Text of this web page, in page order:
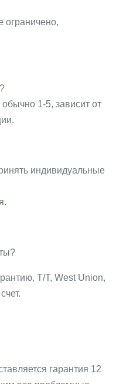
ограничено,
1-5, зависит от
индивидуальные
T/T, West Union,
гарантия 12